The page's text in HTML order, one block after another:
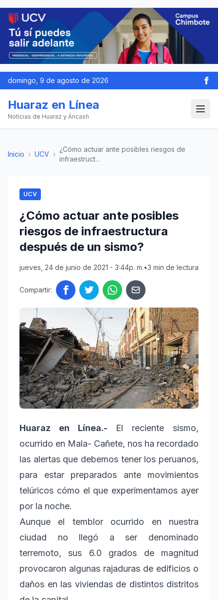
domingo, 9 de agosto de 2026
Huaraz en Línea
Noticias de Huaraz y Áncash
Inicio › UCV ›
¿Cómo actuar ante posibles riesgos de
infraestruct...
UCV
¿Cómo actuar ante posibles
riesgos de infraestructura
después de un sismo?
jueves, 24 de junio de 2021 - 3:44p. m.•3 min de lectura
Compartir:
Huaraz en Línea.- El reciente sismo,
ocurrido en Mala- Cañete, nos ha recordado
las alertas que debemos tener los peruanos,
para estar preparados ante movimientos
telúricos cómo el que experimentamos ayer
por la noche.
Aunque el temblor ocurrido en nuestra
ciudad no llegó a ser denominado
terremoto, sus 6.0 grados de magnitud
provocaron algunas rajaduras de edificios o
daños en las viviendas de distintos distritos